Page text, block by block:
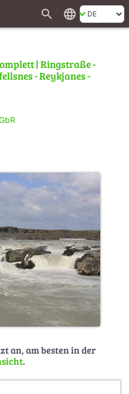
search language
| Ringstraße -
- Reykjanes -
an, am besten in der
.